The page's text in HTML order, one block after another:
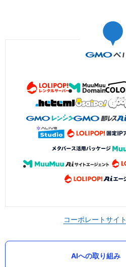
コーポレートサイト
AIへの取り組み